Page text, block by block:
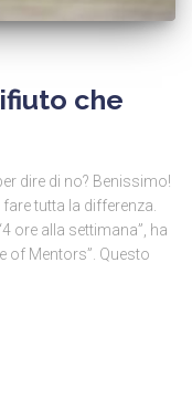
che
dire di no? Benissimo!
tutta la differenza.
ore alla settimana”, ha
of Mentors”. Questo